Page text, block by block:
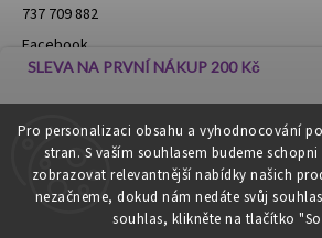
Pro personalizaci obsahu a vyhodnocování
stran. S vaším souhlasem budeme
zobrazovat relevantnější nabídky našich
nezačneme, dokud nám nedáte svůj
souhlas, klikněte na tlačítko
737 709 882
Facebook
Instagram
Moje objednávka - odstoupení
SLEVA NA PRVNÍ NÁKUP 200 Kč
slevách přímo do vaší schránky!